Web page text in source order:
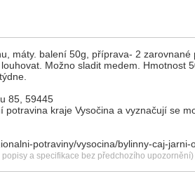
máty. balení 50g, příprava- 2 zarovnané
Možno sladit medem. Hmotnost
85, 59445
kraje Vysočina a vyznačují se
potraviny/vysocina/bylinny-caj-jarni-
a specifikace bez předchozího upozornění)